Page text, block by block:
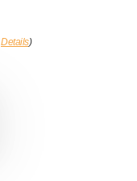
Details)